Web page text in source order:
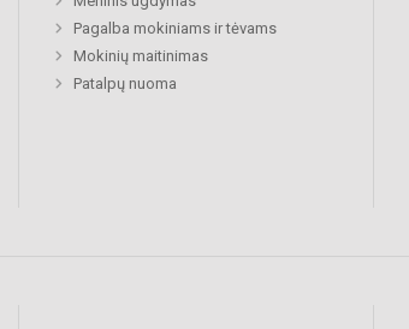
Pagalba mokiniams ir tėvams
Mokinių maitinimas
Patalpų nuoma